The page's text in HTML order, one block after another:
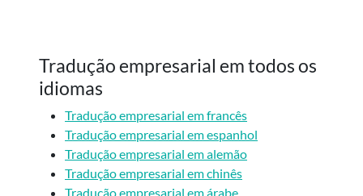
Tradução empresarial em todos os
idiomas
Tradução empresarial em francês
Tradução empresarial em espanhol
Tradução empresarial em alemão
Tradução empresarial em chinês
Tradução empresarial em árabe